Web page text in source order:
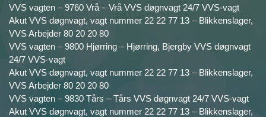
VVS vagten – 9760 Vrå – Vrå VVS døgnvagt 24/7 VVS-vagt
Akut VVS døgnvagt, vagt nummer 22 22 77 13 – Blikkenslager,
VVS Arbejder 80 20 20 80
VVS vagten – 9800 Hjørring – Hjørring, Bjergby VVS døgnvagt
24/7 VVS-vagt
Akut VVS døgnvagt, vagt nummer 22 22 77 13 – Blikkenslager,
VVS Arbejder 80 20 20 80
VVS vagten – 9830 Tårs – Tårs VVS døgnvagt 24/7 VVS-vagt
Akut VVS døgnvagt, vagt nummer 22 22 77 13 – Blikkenslager,